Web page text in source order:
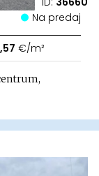
Na predaj
€/m²